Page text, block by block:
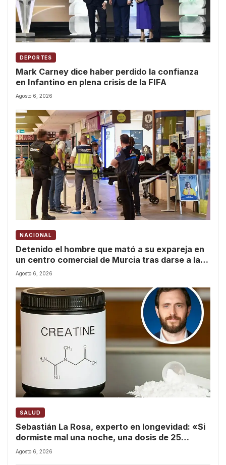
DEPORTES
Mark Carney dice haber perdido la confianza
en Infantino en plena crisis de la FIFA
Agosto 6, 2026
NACIONAL
Detenido el hombre que mató a su expareja en
un centro comercial de Murcia tras darse a la
fuga durante horas
Agosto 6, 2026
SALUD
Sebastián La Rosa, experto en longevidad: «Si
dormiste mal una noche, una dosis de 25
gramos de creatina mejora el funcionamiento
Agosto 6, 2026